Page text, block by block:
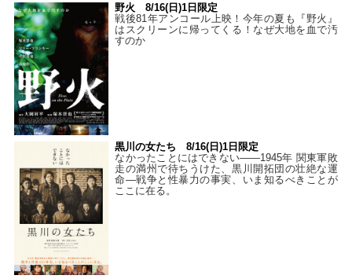
野火 8/16(日)1日限定
戦後81年アンコール上映！今年の夏も『野火』
はスクリーンに帰ってくる！なぜ大地を血で汚
すのか
黒川の女たち 8/16(日)1日限定
なかったことにはできない——1945年 関東軍敗
走の満州で待ちうけた、黒川開拓団の壮絶な運
命―戦争と性暴力の事実、いま知るべきことが
ここに在る。